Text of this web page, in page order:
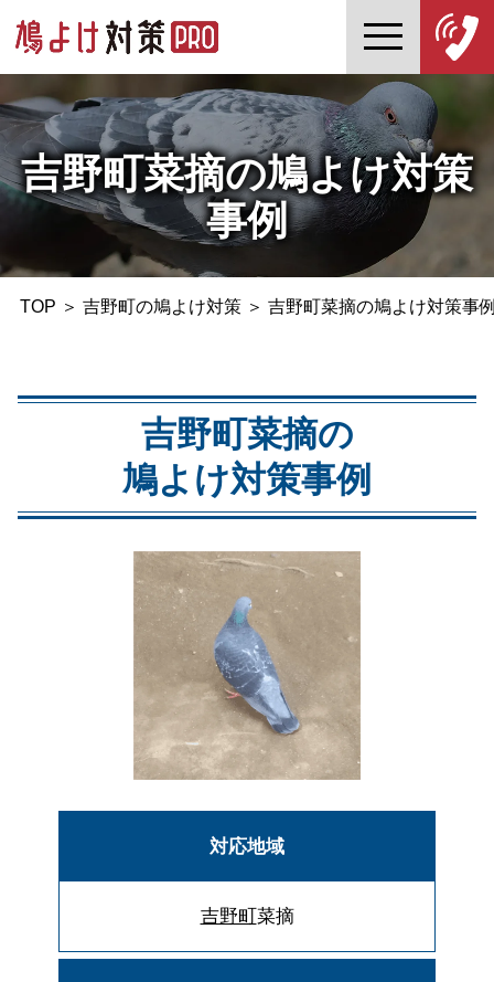
吉野町菜摘の鳩よけ対策
事例
TOP ＞ 吉野町の鳩よけ対策＞ 吉野町菜摘の鳩よけ対策事
吉野町菜摘の
鳩よけ対策事例
対応地域
吉野町 菜摘